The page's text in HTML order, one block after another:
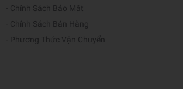
Chính Sách Bảo Mật
Chính Sách Bán Hàng
Phương Thức Vận Chuyển